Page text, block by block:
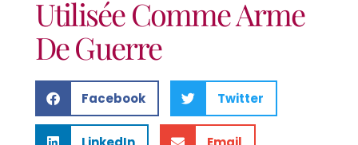
Utilisée Comme Arme
De Guerre
Facebook Twitter